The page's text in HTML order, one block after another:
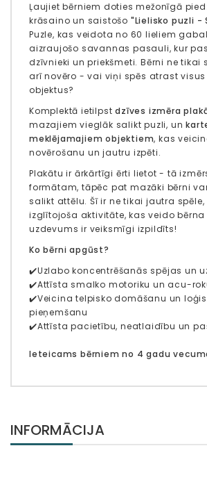
Ļaujiet bērniem doties mežonīgā
krāsaino un saistošo "Lielisko puzli -
Puzle, kas veidota no 60 lieliem
aizraujošo savannas pasauli, kur
dzīvnieki un priekšmeti. Bērni ne tikai
arī novēro - vai viņi spēs atrast
objektus?
Komplektā ietilpstdzīves izmēra
mazajiem vieglāk salikt puzli, un
meklējamajiem objektiem, kas
novērošanu un jautru izpēti.
Plakātu ir ārkārtīgi ērti lietot - tā
formātam, tāpēc pat mazāki bērni
salikt attēlu. Šī ir ne tikai jautra
izglītojoša aktivitāte, kas veido
uzdevums ir veiksmīgi izpildīts!
Ko bērni apgūst?
✔️Uzlabo koncentrēšanās spējas un
✔️Attīsta smalko motoriku un acu-
✔️Veicina telpisko domāšanu un
pieņemšanu
✔️Attīsta pacietību, neatlaidību un
Ieteicams bērniem no 4 gadu
INFORMĀCIJA